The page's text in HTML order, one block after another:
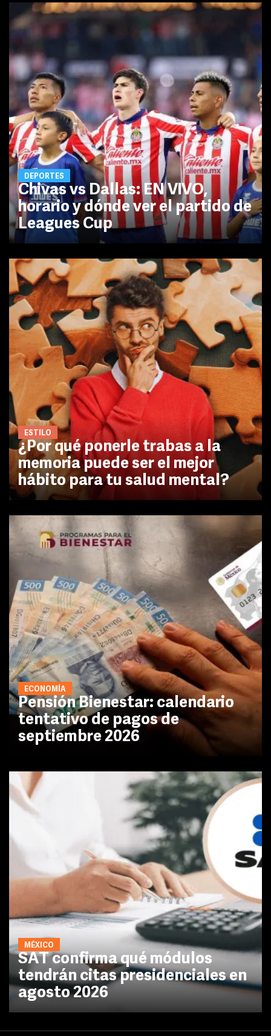
DEPORTES
Chivas vs Dallas: EN VIVO,
horario y dónde ver el partido de
Leagues Cup
ESTILO
¿Por qué ponerle trabas a la
memoria puede ser el mejor
hábito para tu salud mental?
ECONOMÍA
Pensión Bienestar: calendario
tentativo de pagos de
septiembre 2026
MÉXICO
SAT confirma qué módulos
tendrán citas presidenciales en
agosto 2026